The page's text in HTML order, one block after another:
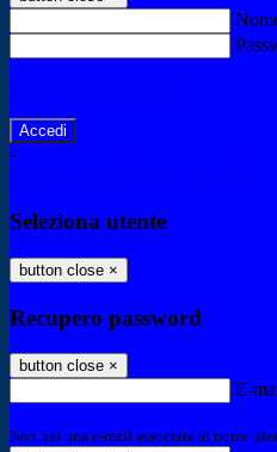
-
Seleziona utente
button close ×
Recupero password
button close ×
E-
Non hai una e-mail associata al nome